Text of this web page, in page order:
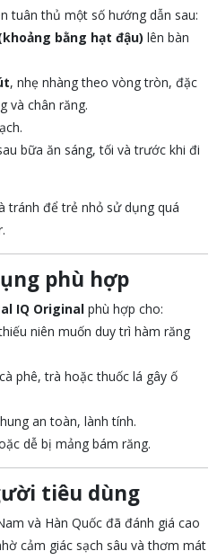
tuân thủ một số hướng dẫn sau:
bằng hạt đậu) lên bàn
, nhẹ nhàng theo vòng tròn, đặc
và chân răng.
bữa ăn sáng, tối và trước khi đi
tránh để trẻ nhỏ sử dụng quá
phù hợp
IQ Originalphù hợp cho:
niên muốn duy trì hàm răng
phê, trà hoặc thuốc lá gây ố
an toàn, lành tính.
dễ bị mảng bám răng.
tiêu dùng
và Hàn Quốc đã đánh giá cao
cảm giác sạch sâu và thơm mát